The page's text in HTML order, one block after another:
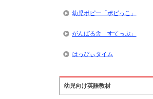
幼児ポピー「ポピっこ」
がんばる舎「すてっぷ」
はっぴぃタイム
幼児向け英語教材